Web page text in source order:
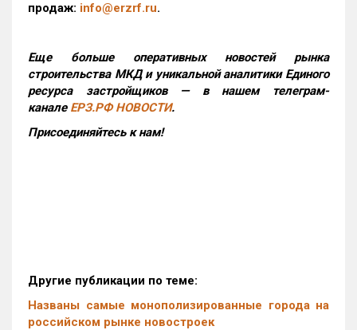
продаж: info@erzrf.ru.
Еще больше оперативных новостей рынка
строительства МКД и уникальной аналитики Единого
ресурса застройщиков — в нашем телеграм-
канале ЕРЗ.РФ НОВОСТИ.
Присоединяйтесь к нам!
Другие публикации по теме:
Названы самые монополизированные города на
российском рынке новостроек